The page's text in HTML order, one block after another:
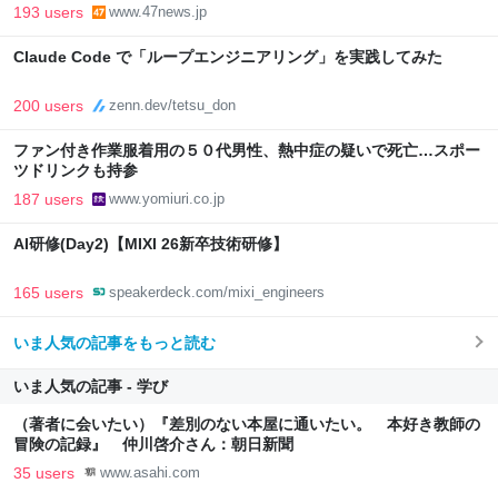
193 users www.47news.jp
Claude Code で「ループエンジニアリング」を実践してみた
200 users zenn.dev/tetsu_don
ファン付き作業服着用の５０代男性、熱中症の疑いで死亡…スポー
ツドリンクも持参
187 users www.yomiuri.co.jp
AI研修(Day2)【MIXI 26新卒技術研修】
165 users speakerdeck.com/mixi_engineers
いま人気の記事をもっと読む
いま人気の記事 - 学び
（著者に会いたい）『差別のない本屋に通いたい。 本好き教師の
冒険の記録』 仲川啓介さん：朝日新聞
35 users www.asahi.com